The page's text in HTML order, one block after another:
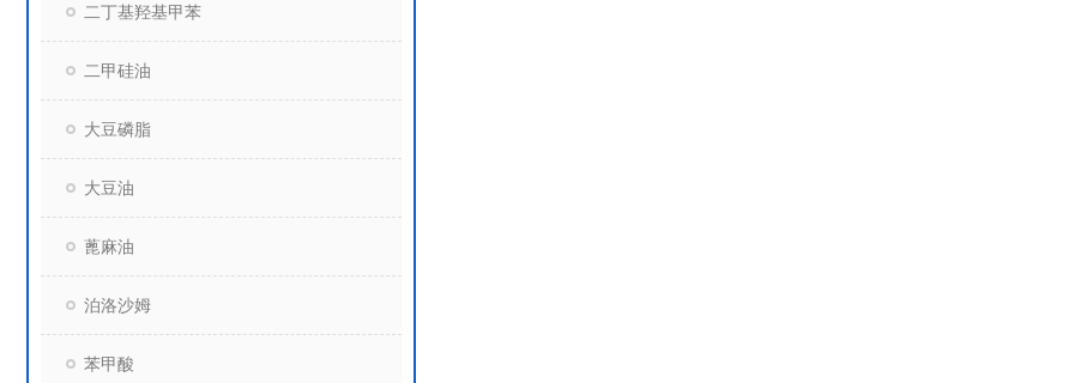
二丁基羟基甲苯
二甲硅油
大豆磷脂
大豆油
蓖麻油
泊洛沙姆
苯甲酸